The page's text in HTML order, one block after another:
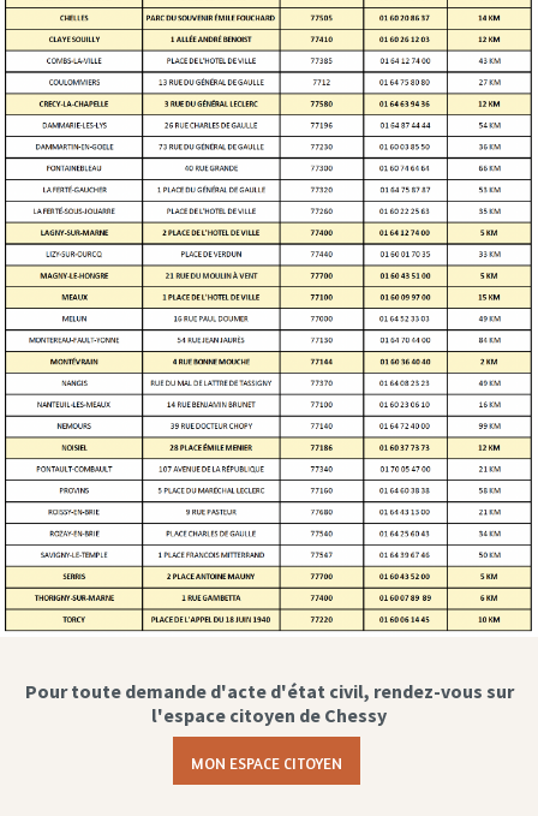
Pour toute demande d'acte d'état civil, rendez-vous sur
l'espace citoyen de Chessy
MON ESPACE CITOYEN